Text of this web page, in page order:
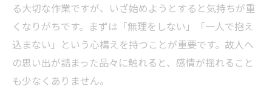
る大切な作業ですが、いざ始めようとすると気持ちが重
くなりがちです。まずは「無理をしない」「一人で抱え
込まない」という心構えを持つことが重要です。故人へ
の思い出が詰まった品々に触れると、感情が揺れること
も少なくありません。